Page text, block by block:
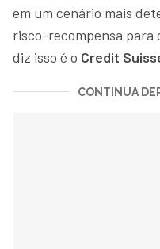
em um cenário mais
risco-recompensa para
diz isso é o Credit
CONTINUA